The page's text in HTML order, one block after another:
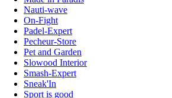
Nauti-wave
On-Fight
Padel-Expert
Pecheur-Store
Pet and Garden
Slowood Interior
Smash-Expert
Sneak'In
Sport is good